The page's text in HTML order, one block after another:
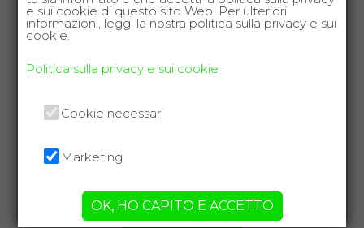
SCHEDA COMPLETA
Noleggio Letto da
due manovelle +
e sui cookie di questo sito Web. Per ulteriori
informazioni, leggi la nostra politica sulla privacy e sui
cookie.
Politica sulla privacy e sui cookie
Cookie necessari
Marketing
OK, HO CAPITO E ACCETTO